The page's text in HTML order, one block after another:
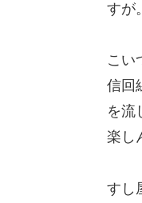
すが。
こい
信回
を流
楽し
すし